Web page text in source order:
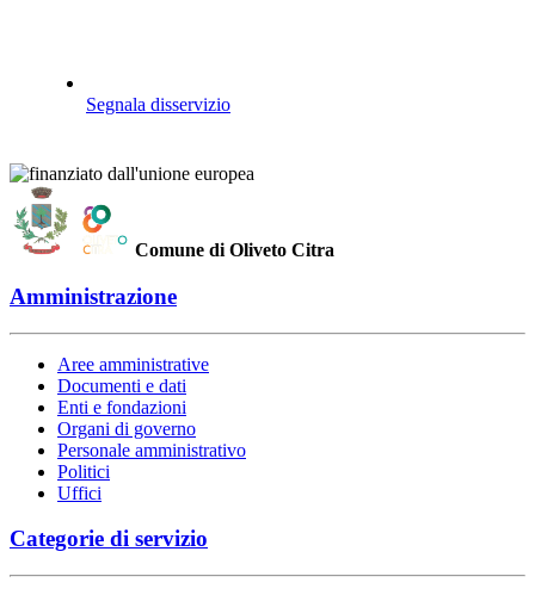
Segnala disservizio
Comune di Oliveto Citra
Amministrazione
Aree amministrative
Documenti e dati
Enti e fondazioni
Organi di governo
Personale amministrativo
Politici
Uffici
Categorie di servizio